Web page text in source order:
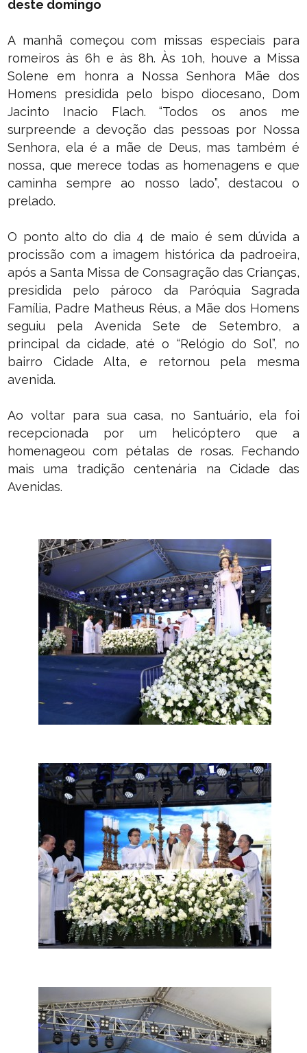
deste domingo
A manhã começou com missas especiais para
romeiros às 6h e às 8h. Às 10h, houve a Missa
Solene em honra a Nossa Senhora Mãe dos
Homens presidida pelo bispo diocesano, Dom
Jacinto Inacio Flach. “Todos os anos me
surpreende a devoção das pessoas por Nossa
Senhora, ela é a mãe de Deus, mas também é
nossa, que merece todas as homenagens e que
caminha sempre ao nosso lado”, destacou o
prelado.
O ponto alto do dia 4 de maio é sem dúvida a
procissão com a imagem histórica da padroeira,
após a Santa Missa de Consagração das Crianças,
presidida pelo pároco da Paróquia Sagrada
Família, Padre Matheus Réus, a Mãe dos Homens
seguiu pela Avenida Sete de Setembro, a
principal da cidade, até o “Relógio do Sol”, no
bairro Cidade Alta, e retornou pela mesma
avenida.
Ao voltar para sua casa, no Santuário, ela foi
recepcionada por um helicóptero que a
homenageou com pétalas de rosas. Fechando
mais uma tradição centenária na Cidade das
Avenidas.